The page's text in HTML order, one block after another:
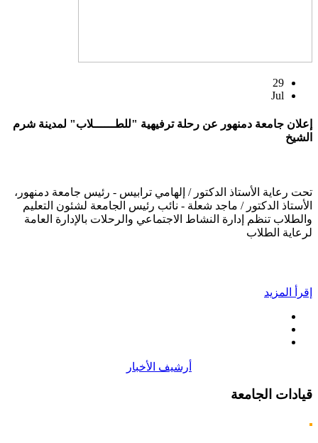
29
Jul
إعلان جامعة دمنهور عن رحلة ترفيهية "للطــــــلاب" لمدينة شرم
الشيخ
تحت رعاية الأستاذ الدكتور / إلهامي ترابيس - رئيس جامعة دمنهور،
الأستاذ الدكتور / ماجد شعلة - نائب رئيس الجامعة لشئون التعليم
والطلاب تنظم إدارة النشاط الاجتماعي والرحلات بالإدارة العامة
لرعاية الطلاب
إقرأ المزيد
أرشيف الأخبار
قيادات الجامعة